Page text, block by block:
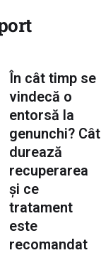
În cât timp se
vindecă o
entorsă la
genunchi? Cât
durează
recuperarea
și ce
tratament
este
recomandat